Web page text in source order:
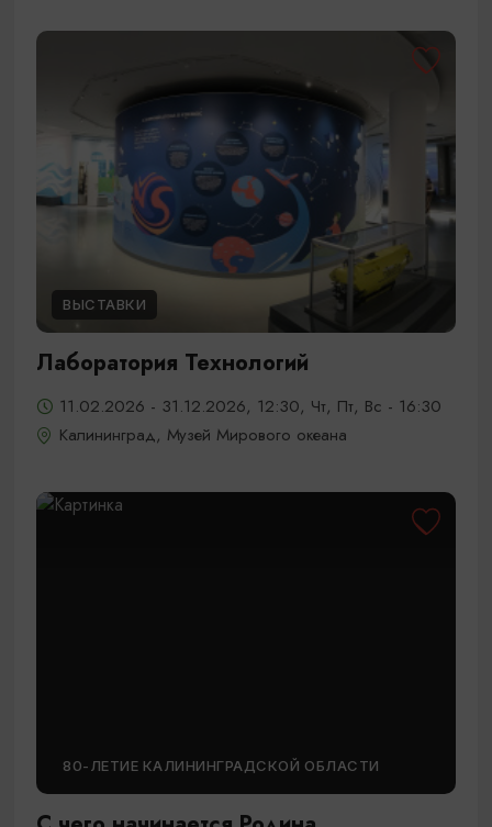
ВЫСТАВКИ
Лаборатория Технологий
11.02.2026 - 31.12.2026, 12:30, Чт, Пт, Вс - 16:30
Калининград, Музей Мирового океана
80-ЛЕТИЕ КАЛИНИНГРАДСКОЙ ОБЛАСТИ